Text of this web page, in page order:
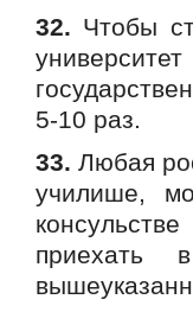
32. Чтобы
5-10 раз.
33. Любая
училише,